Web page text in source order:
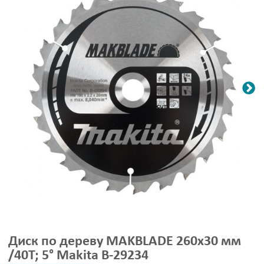
Диск по дереву MAKBLADE 260х30 мм
/40T; 5° Makita B-29234